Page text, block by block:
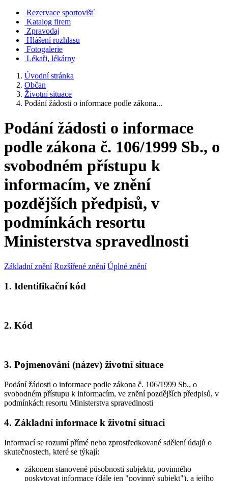
Rezervace sportovišť
Katalog firem
Zpravodaj
Hlášení rozhlasu
Fotogalerie
Lékaři, lékárny
Úvodní stránka
Občan
Životní situace
Podání žádosti o informace podle zákona...
Podání žádosti o informace
podle zákona č. 106/1999 Sb., o
svobodném přístupu k
informacím, ve znění
pozdějších předpisů, v
podmínkách resortu
Ministerstva spravedlnosti
Základní znění Rozšířené znění Úplné znění
1. Identifikační kód
2. Kód
3. Pojmenování (název) životní situace
Podání žádosti o informace podle zákona č. 106/1999 Sb., o
svobodném přístupu k informacím, ve znění pozdějších předpisů, v
podmínkách resortu Ministerstva spravedlnosti
4. Základní informace k životní situaci
Informací se rozumí přímé nebo zprostředkované sdělení údajů o
skutečnostech, které se týkají:
zákonem stanovené působnosti subjektu, povinného
poskytovat informace (dále jen "povinný subjekt"), a jejího